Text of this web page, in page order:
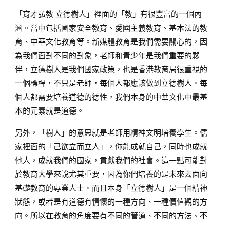
「育才弘教 立德樹人」裡面的「教」有很豐富的一個內
涵。當中包括國家安全教育、愛國主義教育、基本法的教
育、中華文化教育等。新媒體教育是我們需要關心的，因
為我們面對不同的對象，老師和青少年是我們重要的夥
伴，立德樹人是我們國家政策，也是香港教育局很重視的
一個標桿，不只是老師，每個人都應該做到立德樹人。每
個人都需要培養道德的德性，我們本身的中華文化中最基
本的元素就是道德。
另外，「樹人」的意思就是老師用精神文明培養學生。儒
家裡面的「己欲立而立人」，你能成就自己，同時也成就
他人，成就我們的國家，貢獻我們的社會。這一點可能對
於教育大學來說尤其重要，因為你們培養的是未來去面向
基礎教育的專業人士。而且本身「立德樹人」是一個精神
狀態，或者是有道德有情懷的一種方向、一種價值觀的方
向。所以在教育的角度要有不同的管道、不同的方法、不